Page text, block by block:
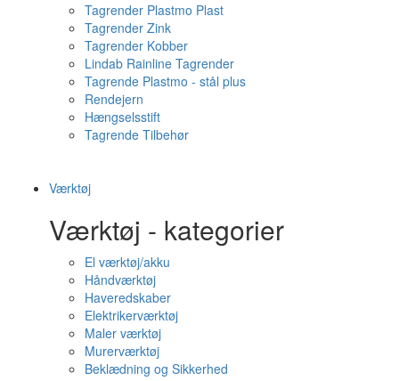
Tagrender Plastmo Plast
Tagrender Zink
Tagrender Kobber
Lindab Rainline Tagrender
Tagrende Plastmo - stål plus
Rendejern
Hængselsstift
Tagrende Tilbehør
Værktøj
Værktøj - kategorier
El værktøj/akku
Håndværktøj
Haveredskaber
Elektrikerværktøj
Maler værktøj
Murerværktøj
Beklædning og Sikkerhed